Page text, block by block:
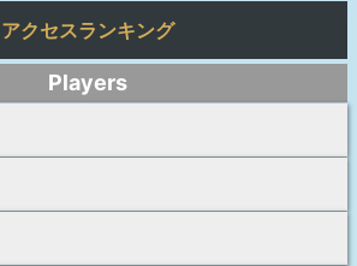
アクセスランキング
Players